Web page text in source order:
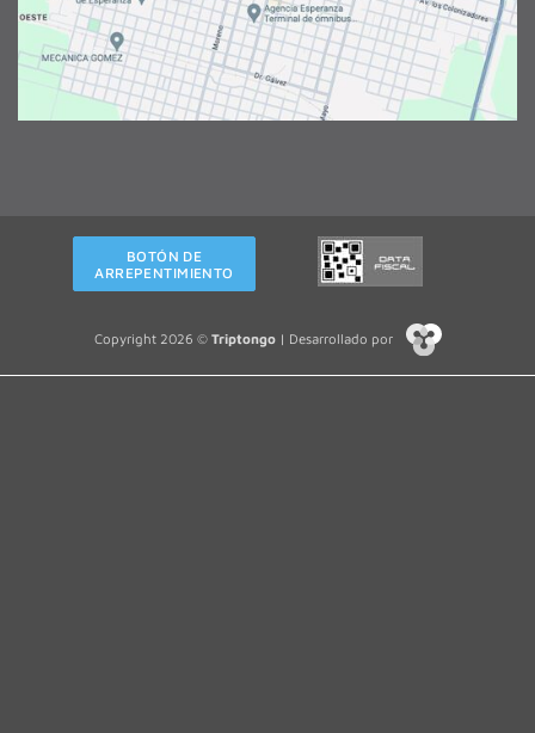
BOTÓN DE
ARREPENTIMIENTO
Copyright 2026 © Triptongo| Desarrollado por